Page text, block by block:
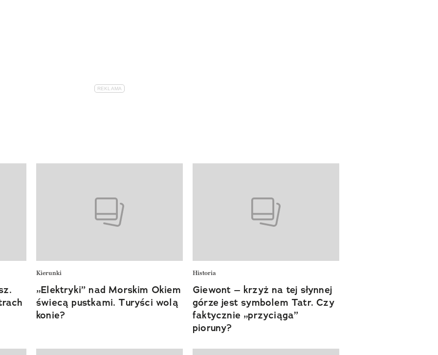
Kierunki
„Elektryki” nad Morskim Okiem
świecą pustkami. Turyści wolą
konie?
Historia
Giewont – krzyż na tej słynnej
górze jest symbolem Tatr. Czy
faktycznie „przyciąga”
pioruny?